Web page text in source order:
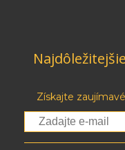
Získajte